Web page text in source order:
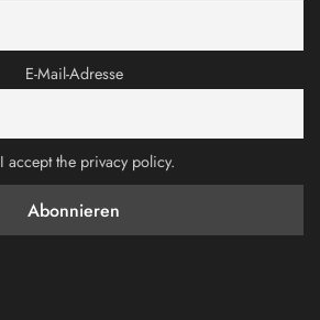
E-Mail-Adresse
I accept the privacy policy.